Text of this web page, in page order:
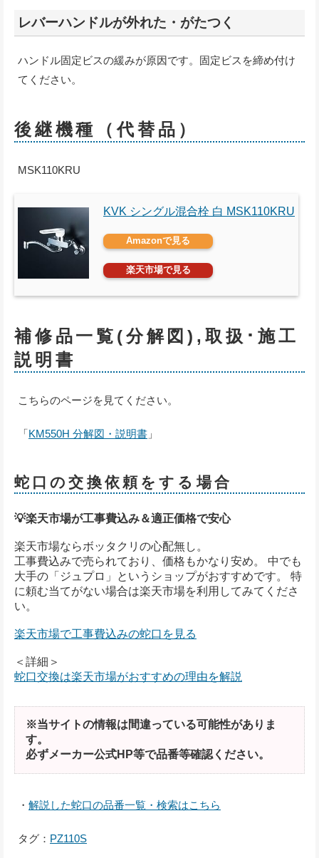
レバーハンドルが外れた・がたつく
ハンドル固定ビスの緩みが原因です。固定ビスを締め付け
てください。
後継機種（代替品）
MSK110KRU
KVK シングル混合栓 白 MSK110KRU
Amazonで見る
楽天市場で見る
補修品一覧(分解図),取扱･施工
説明書
こちらのページを見てください。
「KM550H 分解図・説明書 」
蛇口の交換依頼をする場合
💡楽天市場が工事費込み＆適正価格で安心
楽天市場ならボッタクリの心配無し。
工事費込みで売られており、価格もかなり安め。 中でも
大手の「ジュプロ」というショップがおすすめです。 特
に頼む当てがない場合は楽天市場を利用してみてくださ
い。
楽天市場で工事費込みの蛇口を見る
＜詳細＞
蛇口交換は楽天市場がおすすめの理由を解説
※当サイトの情報は間違っている可能性がありま
す。
必ずメーカー公式HP等で品番等確認ください。
・ 解説した蛇口の品番一覧・検索はこちら
タグ： PZ110S